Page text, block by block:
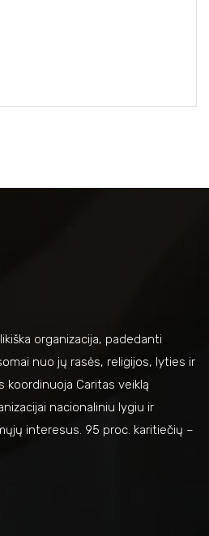
organizacija, padedanti
nuo jų rasės, religijos, lyties ir
Caritas veiklą
nacionaliniu lygiu ir
interesus. 95 proc. karitiečių –